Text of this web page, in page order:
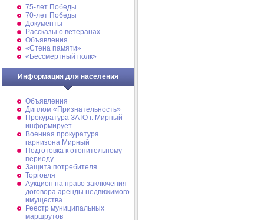
75-лет Победы
70-лет Победы
Документы
Рассказы о ветеранах
Объявления
«Стена памяти»
«Бессмертный полк»
Информация для населения
Объявления
Диплом «Признательность»
Прокуратура ЗАТО г. Мирный
информирует
Военная прокуратура
гарнизона Мирный
Подготовка к отопительному
периоду
Защита потребителя
Торговля
Аукцион на право заключения
договора аренды недвижимого
имущества
Реестр муниципальных
маршрутов